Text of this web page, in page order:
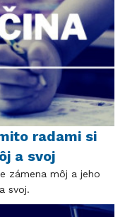
radami si
a svoj
zámena môj a jeho
svoj.